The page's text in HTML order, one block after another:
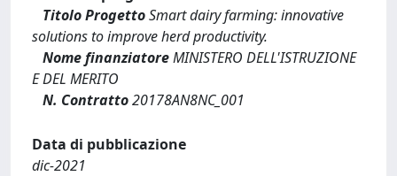
Titolo ProgettoSmart dairy farming: innovative
solutions to improve herd productivity.
Nome finanziatoreMINISTERO DELL'ISTRUZIONE
E DEL MERITO
N. Contratto20178AN8NC_001
Data di pubblicazione
dic-2021